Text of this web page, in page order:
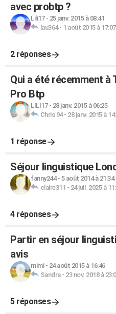
avec probtp ?
Lili17- 25 janv. 2015 à 08:41
lau364- 1 août 2015 à 17:07
2 réponses
Qui a été récemment à
Pro Btp
LILI17- 28 janv. 2015 à 06:25
Chris 94- 28 janv. 2015 à
1 réponse
Séjour linguistique
fanny244- 5 août 2014 à 21:34
claire311 - 24 juil. 2025 à
4 réponses
Partir en séjour
avis
mimi- 24 août 2015 à 16:46
Sandra- 23 nov. 2018 à
5 réponses